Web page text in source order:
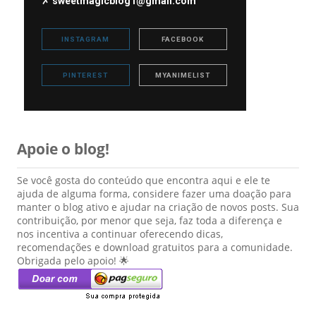
INSTAGRAM FACEBOOK
PINTEREST MYANIMELIST
Apoie o blog!
Se você gosta do conteúdo que encontra aqui e ele te
ajuda de alguma forma, considere fazer uma doação para
manter o blog ativo e ajudar na criação de novos posts. Sua
contribuição, por menor que seja, faz toda a diferença e
nos incentiva a continuar oferecendo dicas,
recomendações e download gratuitos para a comunidade.
Obrigada pelo apoio! 🌟